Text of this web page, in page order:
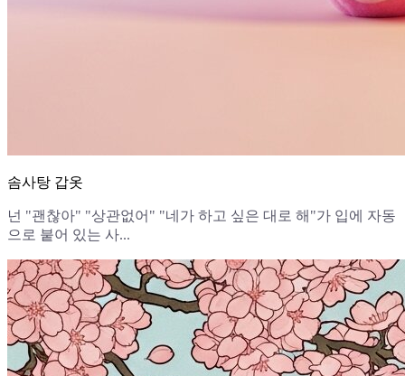
솜사탕 갑옷
넌 "괜찮아" "상관없어" "네가 하고 싶은 대로 해"가 입에 자동
으로 붙어 있는 사...